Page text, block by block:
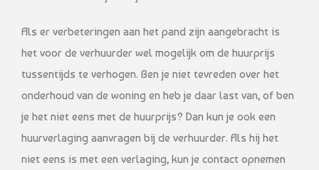
Als er verbeteringen aan het pand zijn aangebracht is
het voor de verhuurder wel mogelijk om de huurprijs
tussentijds te verhogen. Ben je niet tevreden over het
onderhoud van de woning en heb je daar last van, of ben
je het niet eens met de huurprijs? Dan kun je ook een
huurverlaging aanvragen bij de verhuurder. Als hij het
niet eens is met een verlaging, kun je contact opnemen